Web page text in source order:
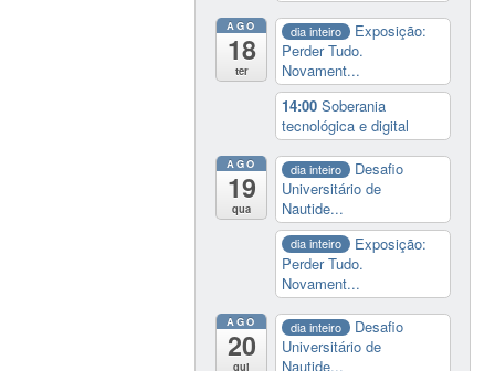
AGO
18
ter
dia inteiro
Exposição:
Perder Tudo.
Novament...
14:00Soberania
tecnológica e digital
AGO
19
qua
dia inteiro
Desafio
Universitário de
Nautide...
dia inteiro
Exposição:
Perder Tudo.
Novament...
AGO
20
qui
dia inteiro
Desafio
Universitário de
Nautide...